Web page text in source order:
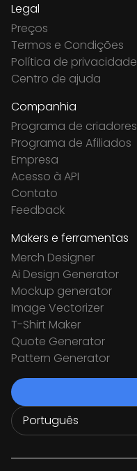
Legal
Preços
Termos e Condições
Política de privacidade
Centro de ajuda
Companhia
Programa de criadores
Programa de Afiliados
Empresa
Acesso à API
Contato
Feedback
Makers e ferramentas
Merch Designer
Ai Design Generator
Mockup generator
Image Vectorizer
T-Shirt Maker
Quote Generator
Pattern Generator